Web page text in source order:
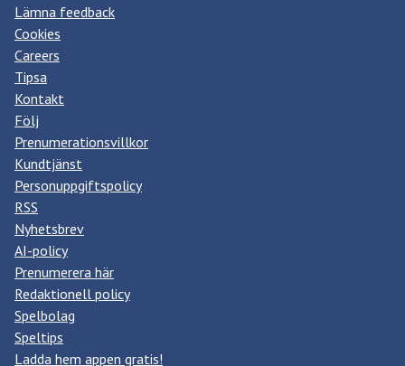
Lämna feedback
Cookies
Careers
Tipsa
Kontakt
Följ
Prenumerationsvillkor
Kundtjänst
Personuppgiftspolicy
RSS
Nyhetsbrev
AI-policy
Prenumerera här
Redaktionell policy
Spelbolag
Speltips
Ladda hem appen gratis!